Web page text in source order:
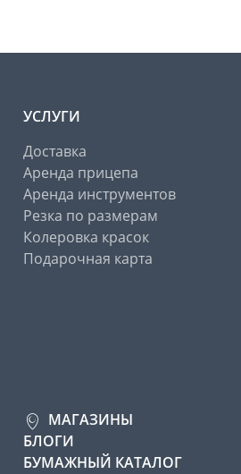
УСЛУГИ
Доставка
Аренда прицепа
Аренда инструментов
Резка по размерам
Колеровка красок
Подарочная карта
МАГАЗИНЫ
БЛОГИ
БУМАЖНЫЙ КАТАЛОГ